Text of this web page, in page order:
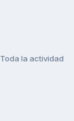
Toda la actividad